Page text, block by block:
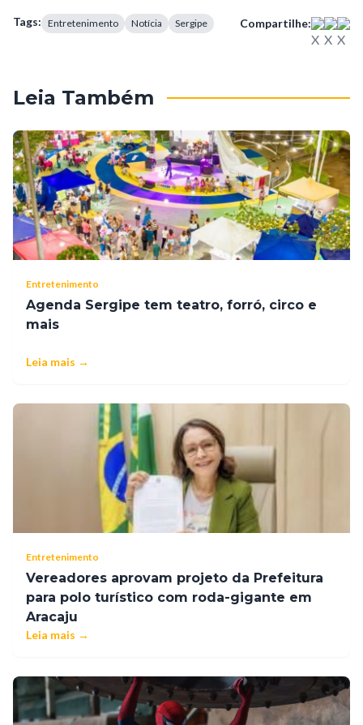
Tags: Entretenimento Notícia Sergipe Compartilhe:
Leia Também
Entretenimento
Agenda Sergipe tem teatro, forró, circo e
mais
Leia mais →
Entretenimento
Vereadores aprovam projeto da Prefeitura
para polo turístico com roda-gigante em
Aracaju
Leia mais →